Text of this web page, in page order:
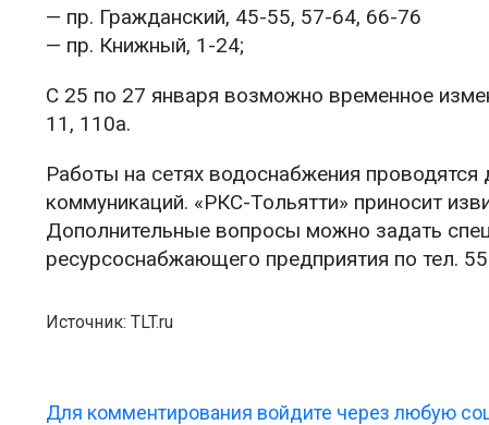
— пр. Гражданский, 45-55, 57-64, 66-76
— пр. Книжный, 1-24;
С 25 по 27 января возможно временное
11, 110а.
Работы на сетях водоснабжения
коммуникаций. «РКС-Тольятти» приносит
Дополнительные вопросы можно задать
ресурсоснабжающего предприятия по тел.
Источник: TLT.ru
Для комментирования войдите через любую